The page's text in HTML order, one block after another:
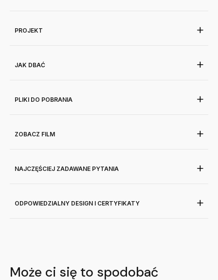
PROJEKT
JAK DBAĆ
PLIKI DO POBRANIA
ZOBACZ FILM
NAJCZĘŚCIEJ ZADAWANE PYTANIA
ODPOWIEDZIALNY DESIGN I CERTYFIKATY
Może ci się to spodobać